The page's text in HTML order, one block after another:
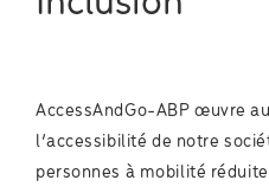
AccessAndGo-ABP œuvre
l’accessibilité de notre
personnes à mobilité